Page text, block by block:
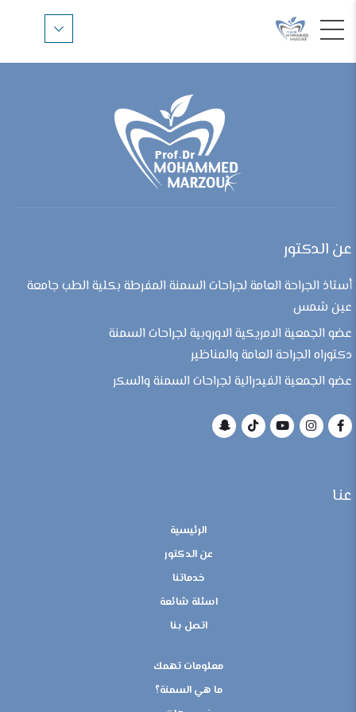
عن الدكتور
أستاذ الجراحة العامة لجراحات السمنة المفرطة بكلية الطب جامعة
عين شمس
عضو الجمعية الامريكية الاوروبية لجراحات السمنة
دكتوراه الجراحة العامة والمناظير
عضو الجمعية الفيدرالية لجراحات السمنة والسكر
عنا
الرئيسية
عن الدكتور
خدماتنا
اسئلة شائعة
اتصل بنا
معلومات تهمك
ما هي السمنة؟